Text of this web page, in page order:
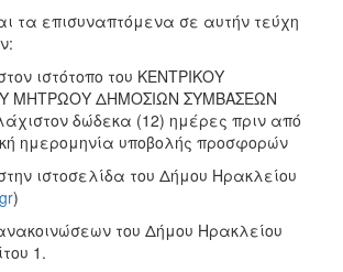
τα επισυναπτόμενα σε αυτήν τεύχη
ιστότοπο του ΚΕΝΤΡΙΚΟΥ
ΜΗΤΡΩΟΥ ΔΗΜΟΣΙΩΝ ΣΥΜΒΑΣΕΩΝ
δώδεκα (12) ημέρες πριν από
ημερομηνία υποβολής προσφορών
ιστοσελίδα του Δήμου Ηρακλείου
)
του Δήμου Ηρακλείου
1.